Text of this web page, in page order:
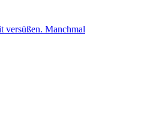
versüßen. Manchmal